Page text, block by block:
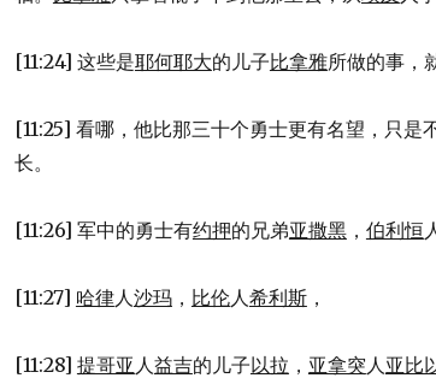
[11:24] 这些是耶何耶大的儿子比拿雅所做的事，
[11:25] 看哪，他比那三十个勇士更有名望，只是
长。
[11:26] 军中的勇士有约押的兄弟亚撒黑， 伯利恒
[11:27] 哈律人沙玛， 比伦人希利斯，
[11:28] 提哥亚 人益吉的儿子以拉 ， 亚拿突人亚比